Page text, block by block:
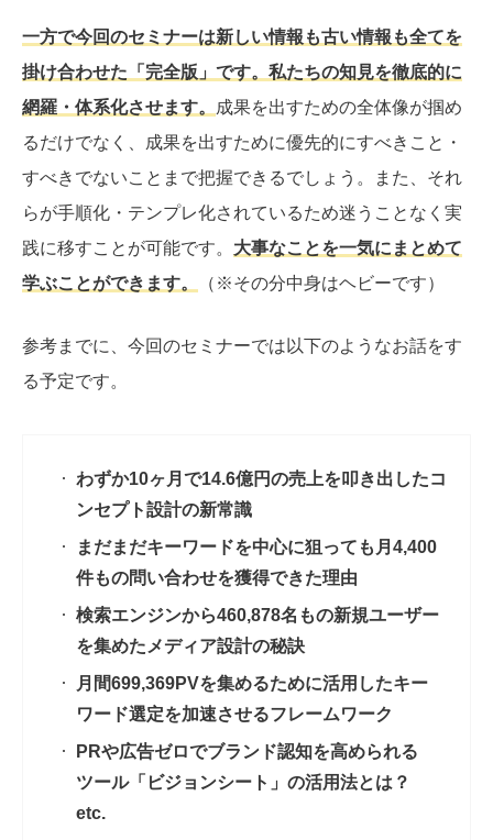
一方で今回のセミナーは新しい情報も古い情報も全てを
掛け合わせた「完全版」です。私たちの知見を徹底的に
網羅・体系化させます。
成果を出すための全体像が掴め
るだけでなく、成果を出すために優先的にすべきこと・
すべきでないことまで把握できるでしょう。また、それ
らが手順化・テンプレ化されているため迷うことなく実
践に移すことが可能です。 大事なことを一気にまとめて
学ぶことができます。
（※その分中身はヘビーです）
参考までに、今回のセミナーでは以下のようなお話をす
る予定です。
わずか10ヶ月で14.6億円の売上を叩き出したコ
ンセプト設計の新常識
まだまだキーワードを中心に狙っても月4,400
件もの問い合わせを獲得できた理由
検索エンジンから460,878名もの新規ユーザー
を集めたメディア設計の秘訣
月間699,369PVを集めるために活用したキー
ワード選定を加速させるフレームワーク
PRや広告ゼロでブランド認知を高められる
ツール「ビジョンシート」の活用法とは？
etc.